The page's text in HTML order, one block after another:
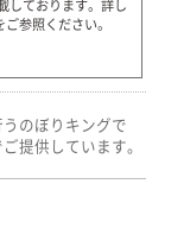
しております。詳し
ご参照ください。
のぼりキングで
提供しています。